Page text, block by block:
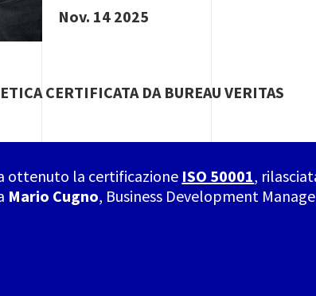
Nov. 14 2025
CERTIFICATA DA BUREAU VERITAS
ottenuto la certificazione ISO 50001,
Mario Cugno, Business Development